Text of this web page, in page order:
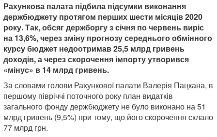
Рахункова палата підбила підсумки виконання
держбюджету протягом перших шести місяців 2020
року. Так, обсяг держборгу з січня по червень виріс
на 13,6%, через зміну прогнозу середнього обмінного
курсу бюджет недоотримав 25,5 млрд гривень
доходів, а через скорочення імпорту утворився
«мінус» в 14 млрд гривень.
За словами голови Рахункової палати Валерія Пацкана, в
першому півріччі поточного року план видатків
загального фонду держбюджету не було виконано на 51
млрд гривень (9,5%) при тому, що його скорочення склало
77 млрд грн.